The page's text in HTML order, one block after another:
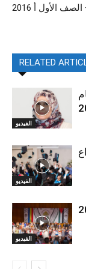
الأول أ 2016
RELATED
الفيديو
الفيديو
الفيديو